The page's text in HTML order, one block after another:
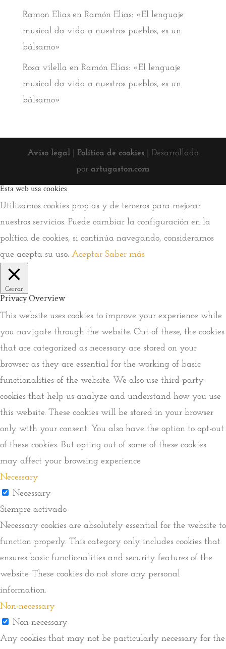
Ramon Eliasen Ramón Elías: «El lenguaje
musical da vida a nuestros pueblos, es un
bálsamo»
Rosa vilella en Ramón Elías: «El lenguaje
musical da vida a nuestros pueblos, es un
bálsamo»
Aviso legal |Política de cookies | Desarrollado
por artugaston.com
Esta web usa cookies
Utilizamos cookies propias y de terceros para mejorar
nuestros servicios. Puede cambiar la configuración en la
política de cookies, si continúa navegando, consideramos
que acepta su uso. Aceptar Saber más
Cerrar
Privacy Overview
This website uses cookies to improve your experience while
you navigate through the website. Out of these, the cookies
that are categorized as necessary are stored on your
browser as they are essential for the working of basic
functionalities of the website. We also use third-party
cookies that help us analyze and understand how you use
this website. These cookies will be stored in your browser
only with your consent. You also have the option to opt-out
of these cookies. But opting out of some of these cookies
may affect your browsing experience.
Necessary
Necessary
Siempre activado
Necessary cookies are absolutely essential for the website to
function properly. This category only includes cookies that
ensures basic functionalities and security features of the
website. These cookies do not store any personal
information.
Non-necessary
Non-necessary
Any cookies that may not be particularly necessary for the